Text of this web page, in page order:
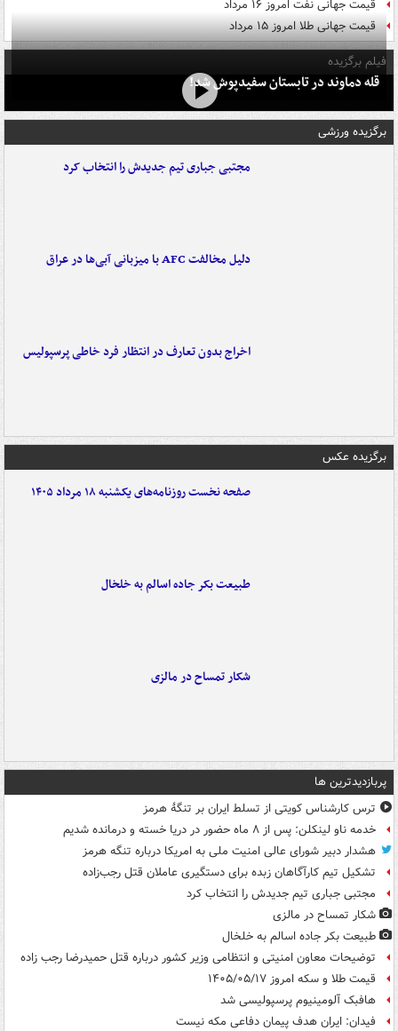
قیمت جهانی نفت امروز ۱۶ مرداد
قیمت جهانی طلا امروز ۱۵ مرداد
فیلم برگزیده
قله دماوند در تابستان سفیدپوش شد!
برگزیده ورزشی
مجتبی جباری تیم جدیدش را انتخاب کرد
دلیل مخالفت AFC با میزبانی آبی‌ها در عراق
اخراج بدون تعارف در انتظار فرد خاطی پرسپولیس
برگزیده عکس
صفحه نخست روزنامه‌های یکشنبه ۱۸ مرداد ۱۴۰۵
طبیعت بکر جاده اسالم به خلخال
شکار تمساح در مالزی
پربازدیدترین ها
ترس کارشناس کویتی از تسلط ایران بر تنگۀ هرمز
خدمه ناو لینکلن: پس از ۸ ماه حضور در دریا خسته و درمانده‌ شدیم
هشدار دبیر شورای عالی امنیت ملی به امریکا درباره تنگه هرمز
تشکیل تیم کارآگاهان زبده برای دستگیری عاملان قتل رجب‌زاده
مجتبی جباری تیم جدیدش را انتخاب کرد
شکار تمساح در مالزی
طبیعت بکر جاده اسالم به خلخال
توضیحات معاون امنیتی و انتظامی وزیر کشور درباره قتل حمیدرضا رجب زاده
قیمت طلا و سکه امروز ۱۴۰۵/۰۵/۱۷
هافبک آلومینیوم پرسپولیسی شد
فیدان: ایران هدف پیمان دفاعی مکه نیست